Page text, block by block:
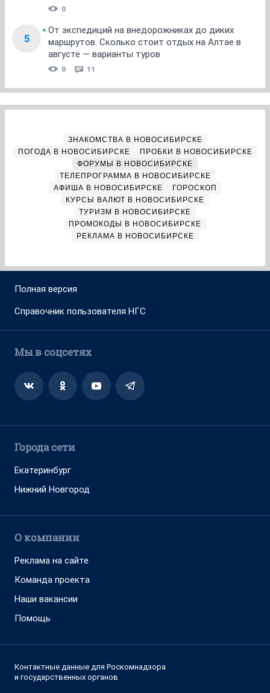
0
5
От экспедиций на внедорожниках до диких
маршрутов. Сколько стоит отдых на Алтае в
августе — варианты туров
0 11
ЗНАКОМСТВА В НОВОСИБИРСКЕ
ПОГОДА В НОВОСИБИРСКЕ
ПРОБКИ В НОВОСИБИРСКЕ
ФОРУМЫ В НОВОСИБИРСКЕ
ТЕЛЕПРОГРАММА В НОВОСИБИРСКЕ
АФИША В НОВОСИБИРСКЕ
ГОРОСКОП
КУРСЫ ВАЛЮТ В НОВОСИБИРСКЕ
ТУРИЗМ В НОВОСИБИРСКЕ
ПРОМОКОДЫ В НОВОСИБИРСКЕ
РЕКЛАМА В НОВОСИБИРСКЕ
Полная версия
Справочник пользователя НГС
Мы в соцсетях
Города сети
Екатеринбург
Нижний Новгород
О компании
Реклама на сайте
Команда проекта
Наши вакансии
Помощь
Контактные данные для Роскомнадзора
и государственных органов